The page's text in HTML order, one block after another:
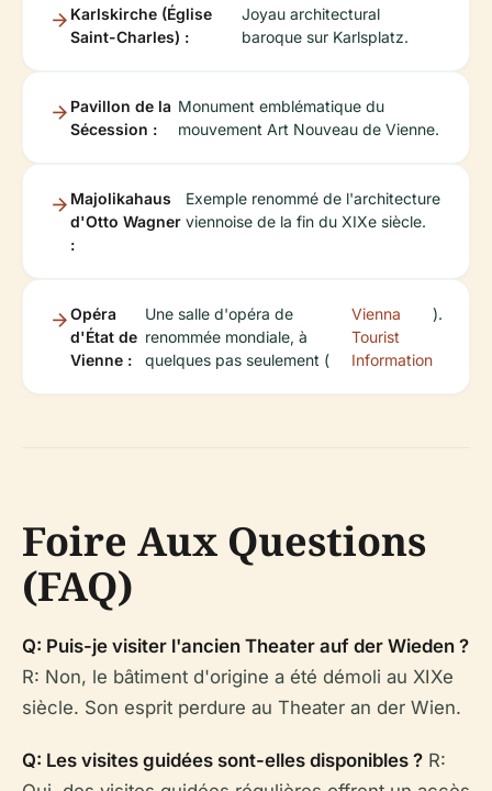
Karlskirche (Église
Saint-Charles) :
Joyau architectural
baroque sur Karlsplatz.
Pavillon de la
Sécession :
Monument emblématique du
mouvement Art Nouveau de Vienne.
Majolikahaus
d'Otto Wagner
:
Exemple renommé de l'architecture
viennoise de la fin du XIXe siècle.
Opéra
d'État de
Vienne :
Une salle d'opéra de
renommée mondiale, à
quelques pas seulement (
Vienna
Tourist
Information
).
Foire Aux Questions
(FAQ)
Q: Puis-je visiter l'ancien Theater auf der Wieden ?
R: Non, le bâtiment d'origine a été démoli au XIXe
siècle. Son esprit perdure au Theater an der Wien.
Q: Les visites guidées sont-elles disponibles ? R: